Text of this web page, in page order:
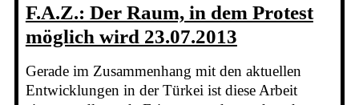
F.A.Z.: Der Raum, in dem Protest
möglich wird 23.07.2013
Gerade im Zusammenhang mit den aktuellen
Entwicklungen in der Türkei ist diese Arbeit